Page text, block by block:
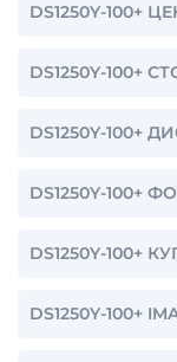
DS1250Y-100+
DS1250Y-100+
DS1250Y-100+
DS1250Y-100+
DS1250Y-100+
DS1250Y-100+